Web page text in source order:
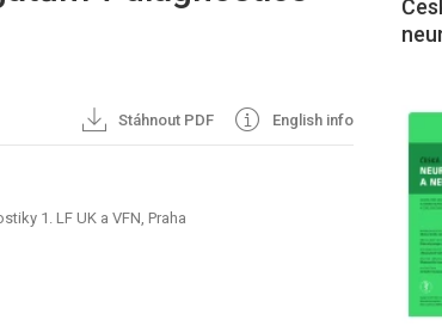
Stáhnout PDF English info
1. LF UK a VFN, Praha